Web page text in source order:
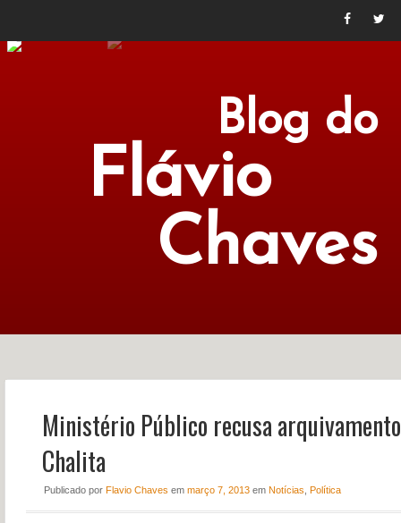
Blog do
Flávio
Chaves
NOTÍCIAS PERFIL
Ministério Público recusa
Chalita
Publicado por Flavio Chaves em março 7, 2013em Notícias Política